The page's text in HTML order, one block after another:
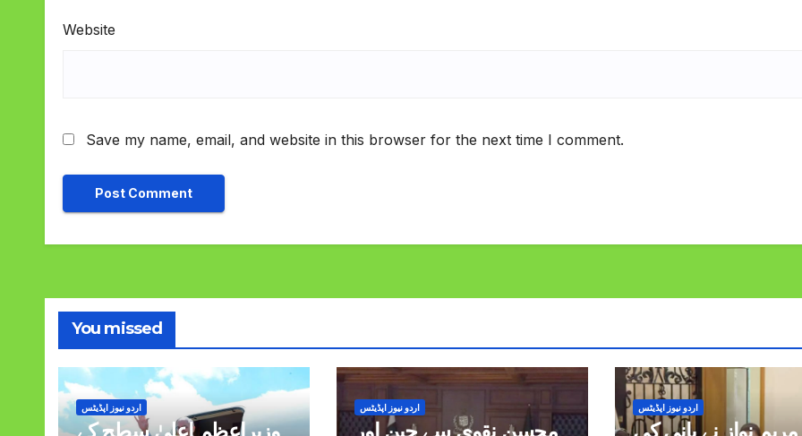
Website
Save my name, email, and website in this browser for the next time I comment.
You missed
اردو نیوز اپڈیٹس اردو نیوز اپڈیٹس اردو نیوز اپڈیٹس